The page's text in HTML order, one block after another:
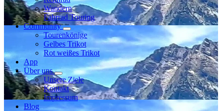
Wandern
Fahrrad Touring
Community
Tourenkönige
Gelbes Trikot
Rot weißes Trikot
App
Über uns
Unsere Ziele
Kontakt
Impressum
Blog